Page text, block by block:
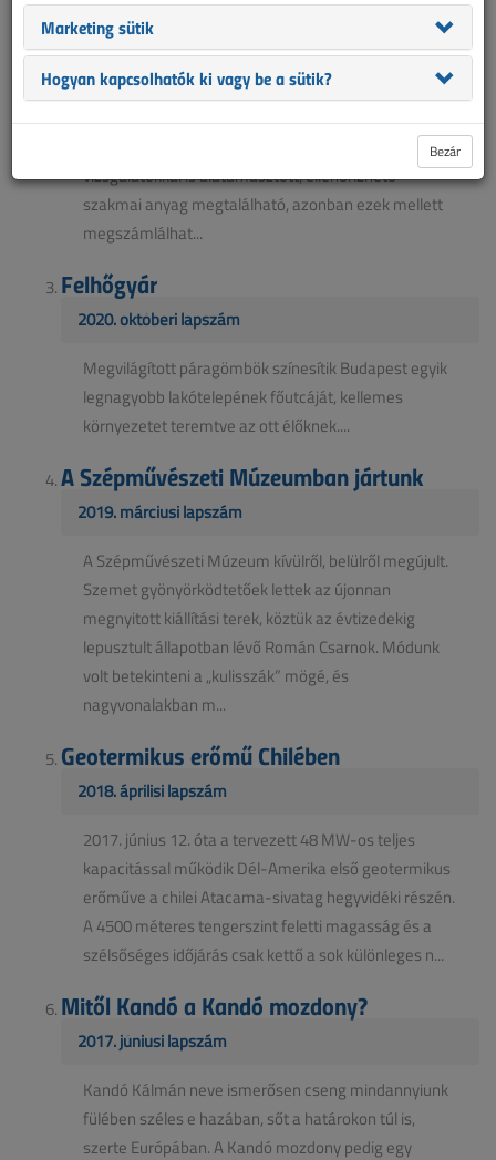
2021. július-augusztusi lapszám
Napjainkban közérdeklődés tárgyává vált a villamos
és mágneses terek egészségre gyakorolt hatása. A
vizsgálatokkal is alátámasztott, ellenőrizhető
szakmai anyag megtalálható, azonban ezek mellett
megszámlálhat...
Felhőgyár
2020. októberi lapszám
Megvilágított páragömbök színesítik Budapest egyik
legnagyobb lakótelepének főutcáját, kellemes
környezetet teremtve az ott élőknek....
A Szépművészeti Múzeumban jártunk
2019. márciusi lapszám
A Szépművészeti Múzeum kívülről, belülről megújult.
Szemet gyönyörködtetőek lettek az újonnan
megnyitott kiállítási terek, köztük az évtizedekig
lepusztult állapotban lévő Román Csarnok. Módunk
volt betekinteni a „kulisszák” mögé, és
nagyvonalakban m...
Geotermikus erőmű Chilében
2018. áprilisi lapszám
2017. június 12. óta a tervezett 48 MW-os teljes
kapacitással működik Dél-Amerika első geotermikus
erőműve a chilei Atacama-sivatag hegyvidéki részén.
A 4500 méteres tengerszint feletti magasság és a
szélsőséges időjárás csak kettő a sok különleges n...
Mitől Kandó a Kandó mozdony?
2017. júniusi lapszám
Kandó Kálmán neve ismerősen cseng mindannyiunk
fülében széles e hazában, sőt a határokon túl is,
szerte Európában. A Kandó mozdony pedig egy
Marketing sütik
Hogyan kapcsolhatók ki vagy be a sütik?
Bezár